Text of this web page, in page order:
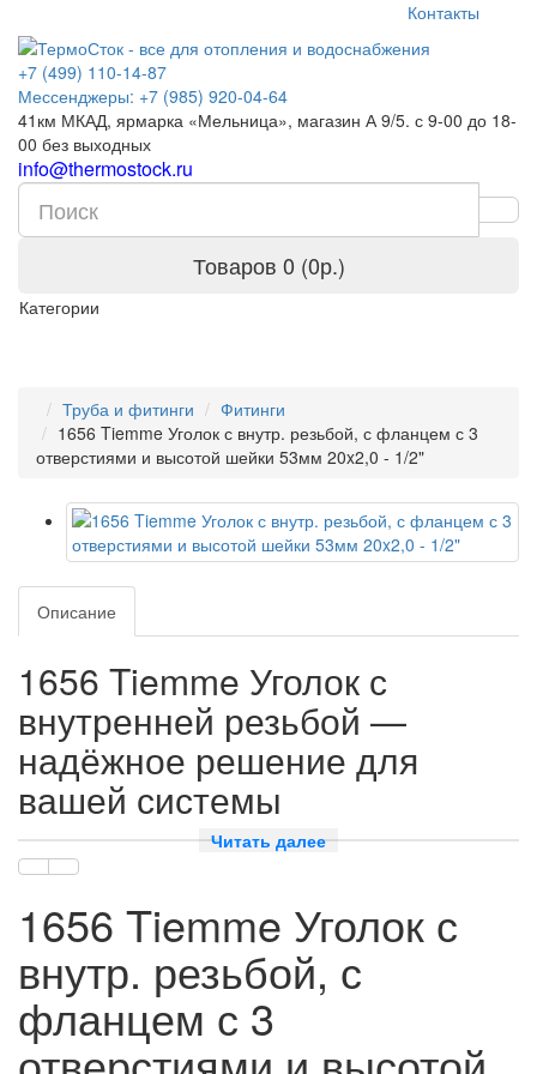
Контакты
+7 (499) 110-14-87
Мессенджеры: +7 (985) 920-04-64
41км МКАД, ярмарка «Мельница», магазин А 9/5. с 9-00 до 18-
00 без выходных
info@thermostock.ru
Товаров 0 (0р.)
Категории
Труба и фитинги
Фитинги
1656 Tiemme Уголок с внутр. резьбой, с фланцем с 3
отверстиями и высотой шейки 53мм 20x2,0 - 1/2"
Описание
1656 Tiemme Уголок с
внутренней резьбой —
надёжное решение для
вашей системы
водоснабжения
Уголок 1656 Tiemme с внутренней резьбой, фланцем и тремя
отверстиями — это высококачественный фитинг, который
обеспечивает надёжное и герметичное соединение в
системах водоснабжения. Благодаря своей конструкции и
материалам, из которых он изготовлен, этот уголок
гарантирует долговечность и устойчивость к коррозии.
Читать далее
1656 Tiemme Уголок с
внутр. резьбой, с
фланцем с 3